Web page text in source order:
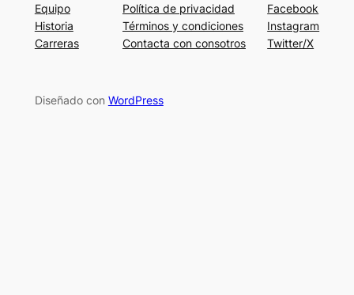
Equipo
Historia
Carreras
Política de privacidad
Términos y condiciones
Contacta con consotros
Facebook
Instagram
Twitter/X
Diseñado con WordPress